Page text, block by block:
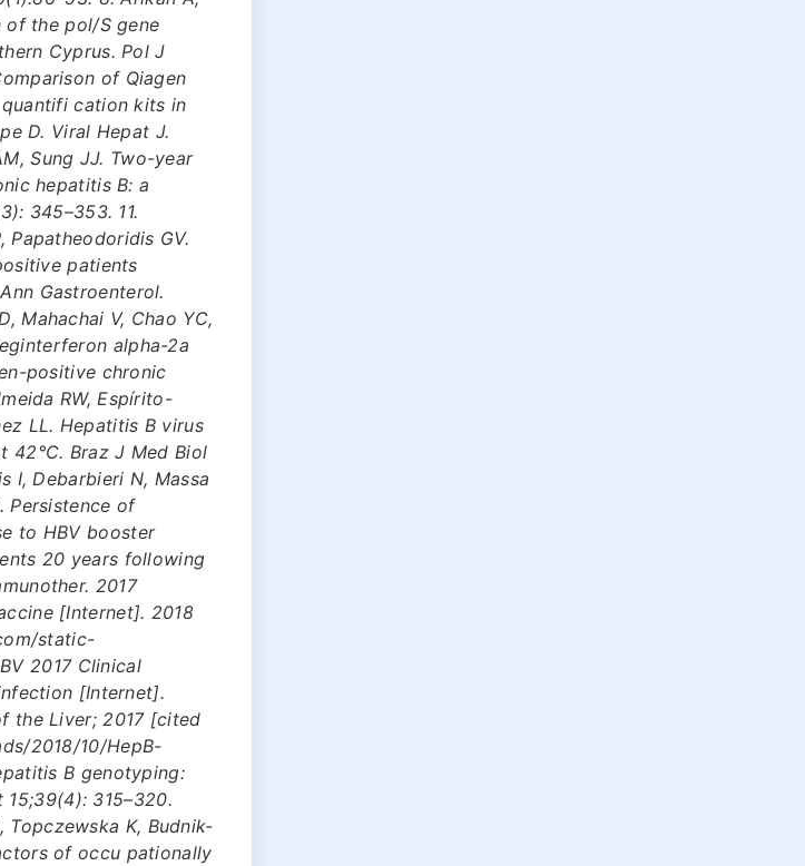
of the pol/S gene
Cyprus. Pol J
of Qiagen
cation kits in
D. Viral Hepat J.
Sung JJ. Two-year
hepatitis B: a
345–353. 11.
Papatheodoridis GV.
patients
Gastroenterol.
Mahachai V, Chao YC,
alpha-2a
positive chronic
RW, Espírito-
LL. Hepatitis B virus
42°C. Braz J Med Biol
I, Debarbieri N, Massa
Persistence of
to HBV booster
20 years following
2017
[Internet]. 2018
static-
2017 Clinical
[Internet].
the Liver; 2017 [cited
2018/10/HepB-
B genotyping:
315–320.
K, Budnik-
of occu pationally